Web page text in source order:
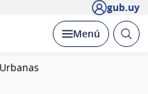
gub.uy
Desplegar
Menú Abrir